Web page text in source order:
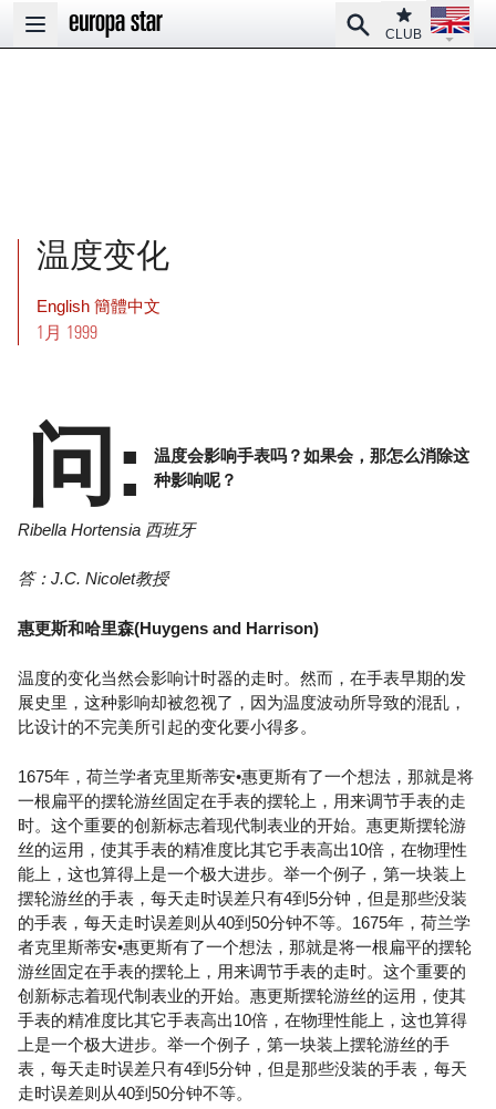
Open main menu
SearchClub
CLUB
Open
温度变化
English 簡體中文
1月 1999
问:
温度会影响手表吗？如果会，那怎么消除这
种影响呢？
Ribella Hortensia 西班牙
答：J.C. Nicolet教授
惠更斯和哈里森(Huygens and Harrison)
温度的变化当然会影响计时器的走时。然而，在手表早期的发
展史里，这种影响却被忽视了，因为温度波动所导致的混乱，
比设计的不完美所引起的变化要小得多。
1675年，荷兰学者克里斯蒂安•惠更斯有了一个想法，那就是将
一根扁平的摆轮游丝固定在手表的摆轮上，用来调节手表的走
时。这个重要的创新标志着现代制表业的开始。惠更斯摆轮游
丝的运用，使其手表的精准度比其它手表高出10倍，在物理性
能上，这也算得上是一个极大进步。举一个例子，第一块装上
摆轮游丝的手表，每天走时误差只有4到5分钟，但是那些没装
的手表，每天走时误差则从40到50分钟不等。1675年，荷兰学
者克里斯蒂安•惠更斯有了一个想法，那就是将一根扁平的摆轮
游丝固定在手表的摆轮上，用来调节手表的走时。这个重要的
创新标志着现代制表业的开始。惠更斯摆轮游丝的运用，使其
手表的精准度比其它手表高出10倍，在物理性能上，这也算得
上是一个极大进步。举一个例子，第一块装上摆轮游丝的手
表，每天走时误差只有4到5分钟，但是那些没装的手表，每天
走时误差则从40到50分钟不等。